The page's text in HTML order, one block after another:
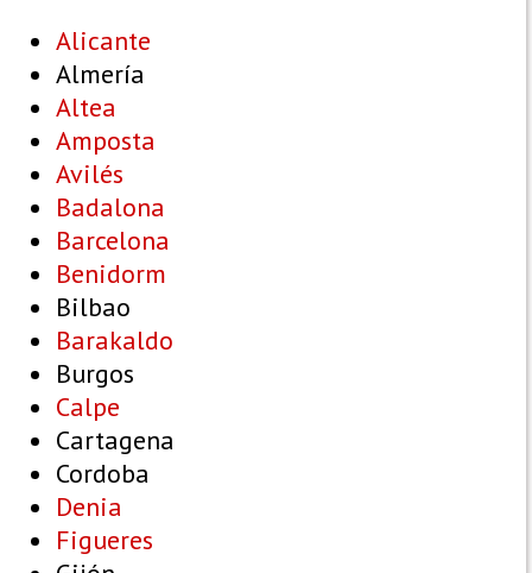
Alicante
Almería
Altea
Amposta
Avilés
Badalona
Barcelona
Benidorm
Bilbao
Barakaldo
Burgos
Calpe
Cartagena
Cordoba
Denia
Figueres